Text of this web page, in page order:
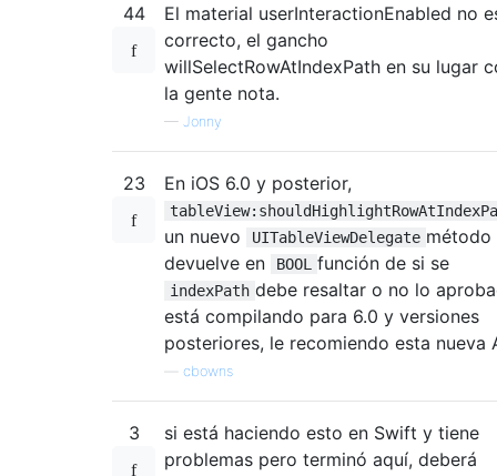
44
El material userInteractionEnabled no
correcto, el gancho
willSelectRowAtIndexPath en su lugar
la gente nota.
— Jonny
23 En iOS 6.0 y posterior,
un nuevo UITableViewDelegate método
devuelve en
BOOL función de si se
indexPath debe resaltar o no lo
está compilando para 6.0 y versiones
posteriores, le recomiendo esta nueva
cbowns
3
si está haciendo esto en Swift y tiene
problemas pero terminó aquí, deberá